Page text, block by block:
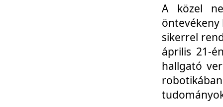
A közel
öntevékeny
sikerrel
április 21-
hallgató